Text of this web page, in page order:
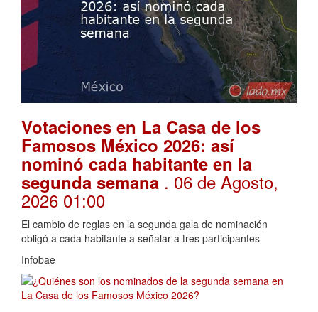
Votaciones en La Casa de los
Famosos México 2026: así
nominó cada habitante en la
segunda semana . 06 de Agosto,
2026 01:00
El cambio de reglas en la segunda gala de nominación
obligó a cada habitante a señalar a tres participantes
Infobae